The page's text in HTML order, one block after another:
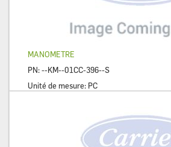
MANOMETRE
PN:--KM--01CC-396--S
Unité de mesure: PC